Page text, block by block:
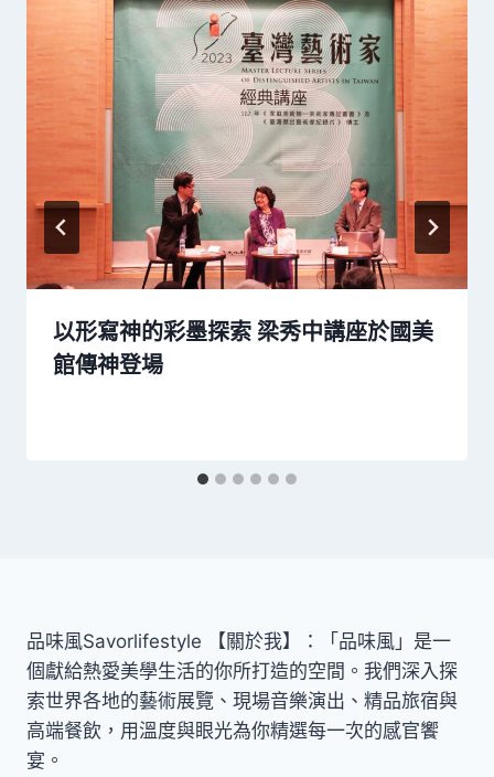
以形寫神的彩墨探索 梁秀中講座於國美
館傳神登場
品味風Savorlifestyle 【關於我】：「品味風」是一
個獻給熱愛美學生活的你所打造的空間。我們深入探
索世界各地的藝術展覽、現場音樂演出、精品旅宿與
高端餐飲，用溫度與眼光為你精選每一次的感官饗
宴。